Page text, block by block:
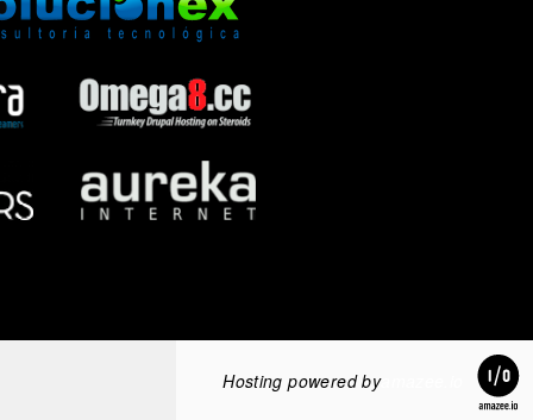
Hosting powered byamazee.io